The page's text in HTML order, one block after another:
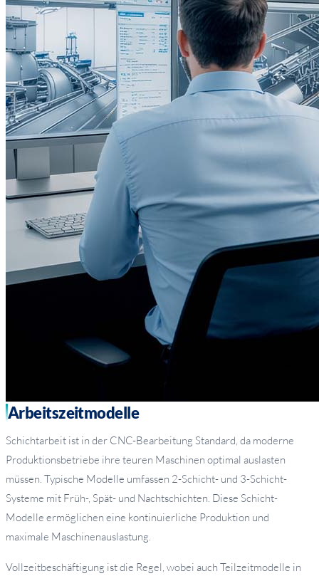
Arbeitszeitmodelle
Schichtarbeit ist in der CNC-Bearbeitung Standard, da moderne
Produktionsbetriebe ihre teuren Maschinen optimal auslasten
müssen. Typische Modelle umfassen 2-Schicht- und 3-Schicht-
Systeme mit Früh-, Spät- und Nachtschichten. Diese Schicht-
Modelle ermöglichen eine kontinuierliche Produktion und
maximale Maschinenauslastung.
Vollzeitbeschäftigung ist die Regel, wobei auch Teilzeitmodelle in